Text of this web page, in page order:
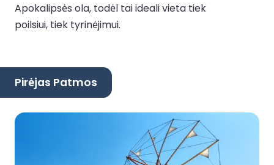
Apokalipsės ola, todėl tai ideali vieta tiek
poilsiui, tiek tyrinėjimui.
Pirėjas Patmos